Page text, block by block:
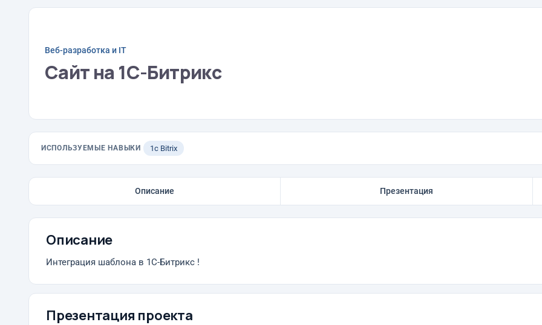
Веб-разработка и IT
Сайт на 1С-Битрикс
ИСПОЛЬЗУЕМЫЕ НАВЫКИ 1с Bitrix
Описание Презентация
Описание
Интеграция шаблона в 1C-Битрикс !
Презентация проекта